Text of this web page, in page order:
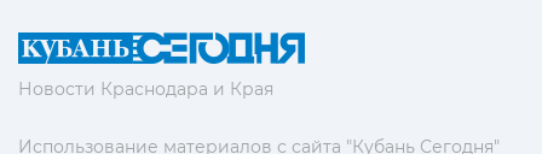
Новости Краснодара и Края
Использование материалов с сайта "Кубань Сегодня"